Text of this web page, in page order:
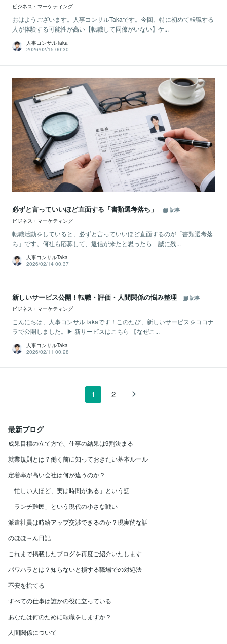
ビジネス・マーケティング
おはようございます。人事コンサルTakaです。今回、特に初めて転職する
人が体験する可能性が高い【転職して同僚がいない】ケ...
人事コンサルTaka
2026/02/15 00:30
必ずと言っていいほど直面する「書類選考落ち」
記事
ビジネス・マーケティング
転職活動をしていると、必ずと言っていいほど直面するのが「書類選考落
ち」です。何社も応募して、返信が来たと思ったら「誠に残...
人事コンサルTaka
2026/02/14 00:37
新しいサービス公開！転職・評価・人間関係の悩み整理
記事
ビジネス・マーケティング
こんにちは、人事コンサルTakaです！このたび、新しいサービスをココナ
ラで公開しました。▶ 新サービスはこちら 【なぜこ...
人事コンサルTaka
2026/02/11 00:28
1 2
最新ブログ
成果目標の立て方で、仕事の結果は9割決まる
就業規則とは？働く前に知っておきたい基本ルール
定着率が高い会社は何が違うのか？
「忙しい人ほど、実は時間がある」という話
「ランチ難民」という現代の小さな戦い
派遣社員は時給アップ交渉できるのか？現実的な話
のほほ～ん日記
これまで掲載したブログを再度ご紹介いたします
パワハラとは？知らないと損する職場での対処法
不安を捨てる
すべての仕事は誰かの役に立っている
あなたは何のために転職をしますか？
人間関係について